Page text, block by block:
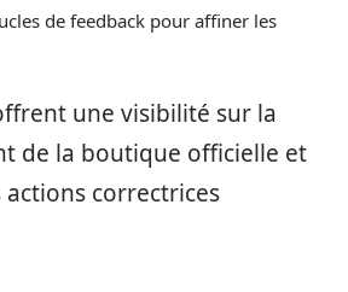
de feedback pour affiner les
une visibilité sur la
de la boutique officielle et
correctrices